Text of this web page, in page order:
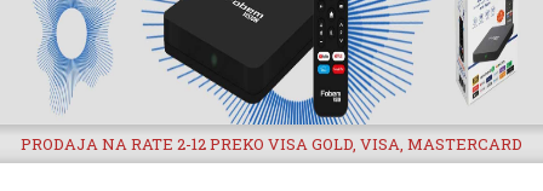
PRODAJA NA RATE 2-12 PREKO VISA GOLD, VISA, MASTERCARD